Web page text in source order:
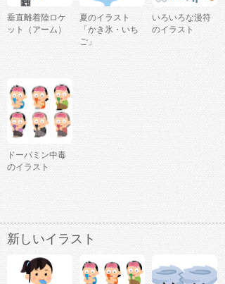
垂直離着陸ロケ
ット（アーム）
夏のイラスト
「かき氷・いち
ご」
いろいろな漫符
のイラスト
ドーパミン中毒
のイラスト
新しいイラスト